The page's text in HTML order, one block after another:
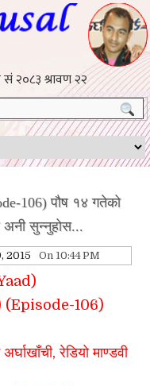
106) पौष १४ गतेको
अनी सुन्नुहोस...
2015 On 10:44 PM
(Episode-106)
रेडियो माण्डवी